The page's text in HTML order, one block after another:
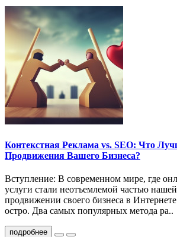
Контекстная Реклама vs. SEO: Что
Продвижения Вашего Бизнеса?
Вступление: В современном мире, где
услуги стали неотъемлемой частью
продвижении своего бизнеса в
остро. Два самых популярных метода ра..
подробнее